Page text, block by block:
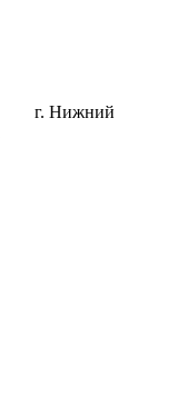
г. Нижний